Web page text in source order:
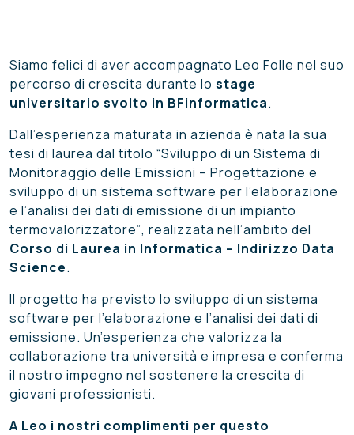
Siamo felici di aver accompagnato Leo Folle nel suo
percorso di crescita durante lo stage
universitario svolto in BFinformatica.
Dall’esperienza maturata in azienda è nata la sua
tesi di laurea dal titolo “Sviluppo di un Sistema di
Monitoraggio delle Emissioni – Progettazione e
sviluppo di un sistema software per l’elaborazione
e l’analisi dei dati di emissione di un impianto
termovalorizzatore”, realizzata nell’ambito del
Corso di Laurea in Informatica – Indirizzo Data
Science.
Il progetto ha previsto lo sviluppo di un sistema
software per l’elaborazione e l’analisi dei dati di
emissione. Un’esperienza che valorizza la
collaborazione tra università e impresa e conferma
il nostro impegno nel sostenere la crescita di
giovani professionisti.
A Leo i nostri complimenti per questo